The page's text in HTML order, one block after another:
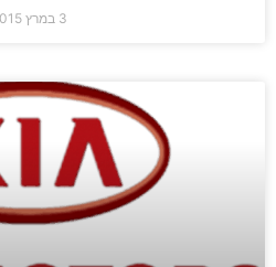
3 במרץ 2015